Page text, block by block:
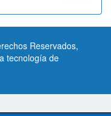
Reservados,
tecnología de